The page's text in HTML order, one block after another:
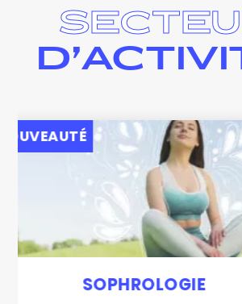
NOUVEAUTÉ
PADEL